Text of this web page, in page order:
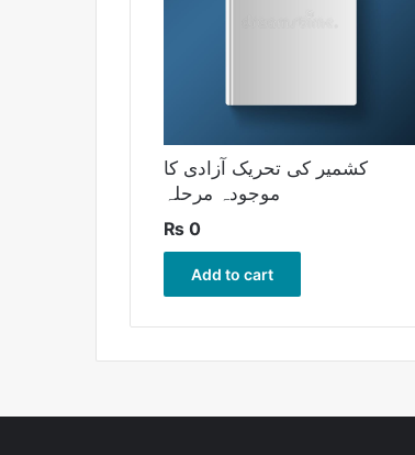
کشمیر کی تحریک آزادی کا
موجودہ مرحلہ
₨ 0
Add to cart